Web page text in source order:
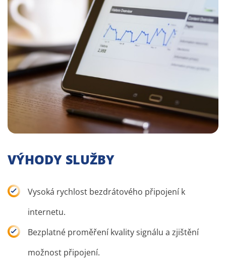
VÝHODY SLUŽBY
Vysoká rychlost bezdrátového připojení k
internetu.
Bezplatné proměření kvality signálu a zjištění
možnost připojení.